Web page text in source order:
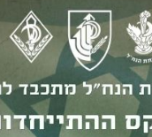
ההתייחדות לזכר חללי
הנח"ל 7/7/2026 18:00
באנדרטת הנח"ל